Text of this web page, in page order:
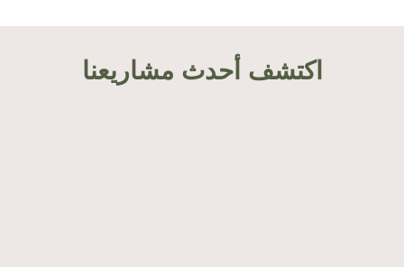
اكتشف أحدث مشاريعنا